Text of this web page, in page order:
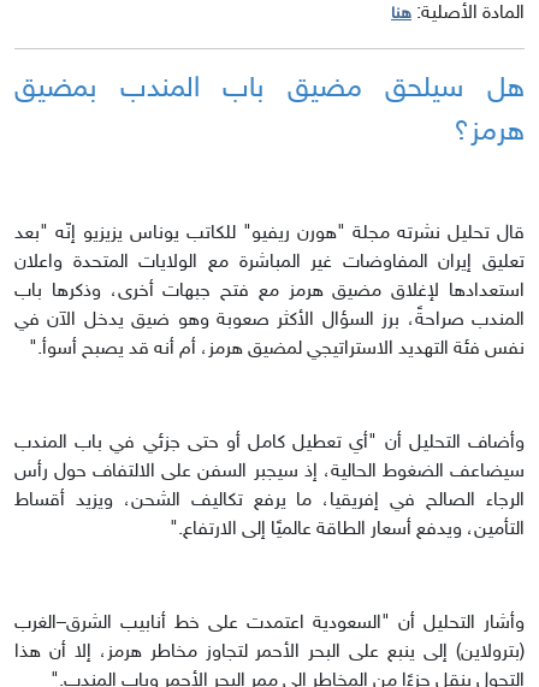
المادة الأصلية: هنا
هل سيلحق مضيق باب المندب بمضيق
هرمز؟
قال تحليل نشرته مجلة "هورن ريفيو" للكاتب يوناس يزيزيو إنّه "بعد
تعليق إيران المفاوضات غير المباشرة مع الولايات المتحدة واعلان
استعدادها لإغلاق مضيق هرمز مع فتح جبهات أخرى، وذكرها باب
المندب صراحةً، برز السؤال الأكثر صعوبة وهو ضيق يدخل الآن في
نفس فئة التهديد الاستراتيجي لمضيق هرمز، أم أنه قد يصبح أسوأ."
وأضاف التحليل أن "أي تعطيل كامل أو حتى جزئي في باب المندب
سيضاعف الضغوط الحالية، إذ سيجبر السفن على الالتفاف حول رأس
الرجاء الصالح في إفريقيا، ما يرفع تكاليف الشحن، ويزيد أقساط
التأمين، ويدفع أسعار الطاقة عالميًا إلى الارتفاع."
وأشار التحليل أن "السعودية اعتمدت على خط أنابيب الشرق–الغرب
(بترولاين) إلى ينبع على البحر الأحمر لتجاوز مخاطر هرمز، إلا أن هذا
التحول ينقل جزءًا من المخاطر إلى ممر البحر الأحمر وباب المندب."